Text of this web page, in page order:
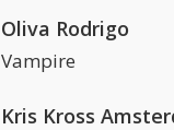
Oliva Rodrigo
Vampire